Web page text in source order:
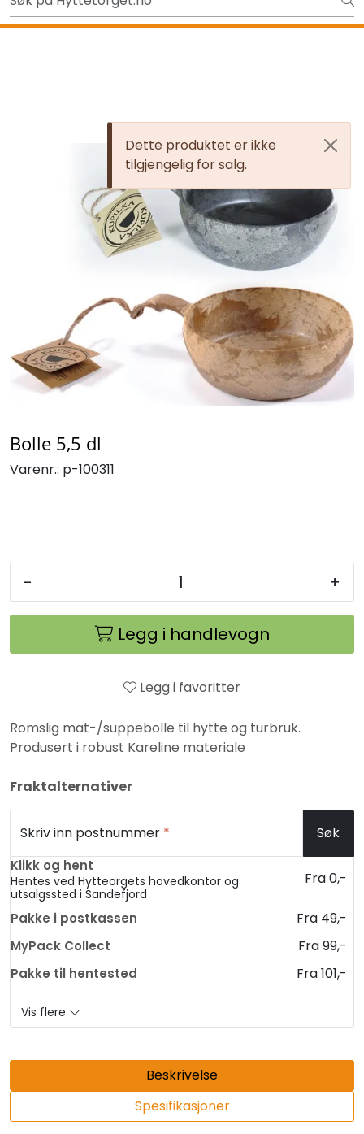
Skip to main contentUt på tur i sommer? Sjekk her først
Dette produktet er ikke
tilgjengelig for salg.
Bolle 5,5 dl
Varenr.: p-100311
- +
Legg i handlevogn
Legg i favoritter
Romslig mat-/suppebolle til hytte og turbruk.
Produsert i robust Kareline materiale
Fraktalternativer
Skriv inn postnummer * Søk
Klikk og hent
Hentes ved Hytteorgets hovedkontor og
utsalgssted i Sandefjord
Fra 0,-
Pakke i postkassen Fra 49,-
MyPack Collect Fra 99,-
Pakke til hentested Fra 101,-
Vis flere
Beskrivelse
Spesifikasjoner
Tilbake